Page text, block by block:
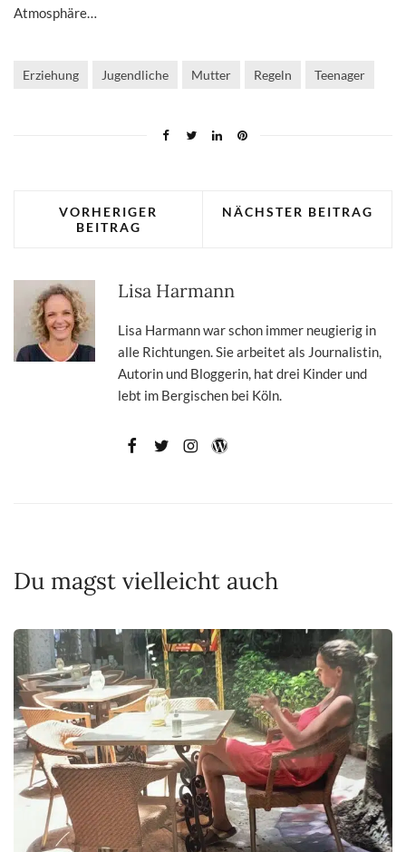
Atmosphäre…
Erziehung Jugendliche Mutter Regeln Teenager
VORHERIGER
BEITRAG
NÄCHSTER BEITRAG
Lisa Harmann
Lisa Harmann war schon immer neugierig in
alle Richtungen. Sie arbeitet als Journalistin,
Autorin und Bloggerin, hat drei Kinder und
lebt im Bergischen bei Köln.
Du magst vielleicht auch